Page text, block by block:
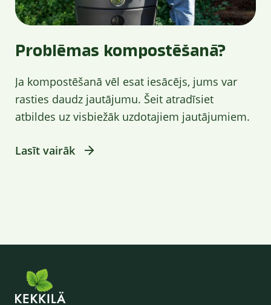
Problēmas kompostēšanā?
Ja kompostēšanā vēl esat iesācējs, jums var
rasties daudz jautājumu. Šeit atradīsiet
atbildes uz visbiežāk uzdotajiem jautājumiem.
Lasīt vairāk